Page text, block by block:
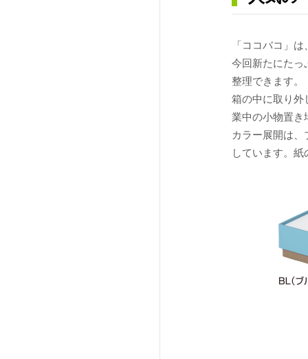
「ココバコ」
今回新たにたっ
整理できます。
箱の中に取り外
業中の小物置き
カラー展開は
しています。